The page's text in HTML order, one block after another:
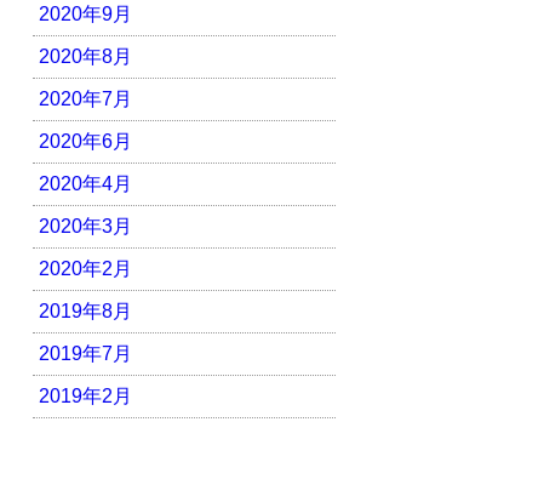
2020年9月
2020年8月
2020年7月
2020年6月
2020年4月
2020年3月
2020年2月
2019年8月
2019年7月
2019年2月